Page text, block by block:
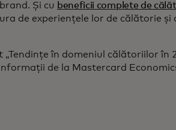
Și cu beneficii complete de
de experiențele lor de călătorie și
în domeniul călătoriilor în
de la Mastercard